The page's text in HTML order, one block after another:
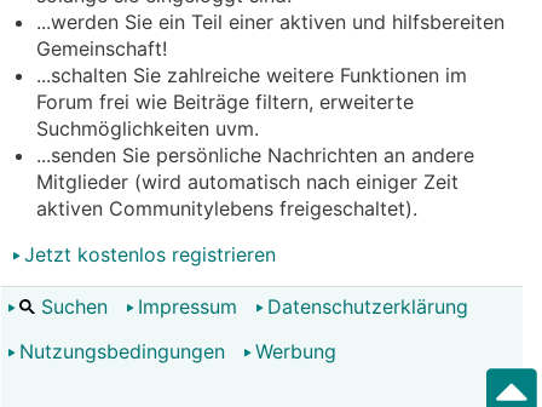
...werden Sie ein Teil einer aktiven und hilfsbereiten
Gemeinschaft!
...schalten Sie zahlreiche weitere Funktionen im
Forum frei wie Beiträge filtern, erweiterte
Suchmöglichkeiten uvm.
...senden Sie persönliche Nachrichten an andere
Mitglieder (wird automatisch nach einiger Zeit
aktiven Communitylebens freigeschaltet).
Jetzt kostenlos registrieren
Suchen Impressum
Datenschutzerklärung
Nutzungsbedingungen
Werbung